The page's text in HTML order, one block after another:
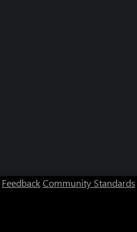
FeedbackCommunity Standards